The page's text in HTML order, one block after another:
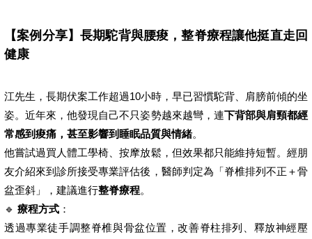
【案例分享】長期駝背與腰痠，整脊療程讓他挺直走回
健康
江先生，長期伏案工作超過10小時，早已習慣駝背、肩膀前傾的坐
姿。近年來，他發現自己不只姿勢越來越彎，連下背部與肩頸都經
常感到痠痛，甚至影響到睡眠品質與情緒。
他嘗試過買人體工學椅、按摩放鬆，但效果都只能維持短暫。經朋
友介紹來到診所接受專業評估後，醫師判定為「脊椎排列不正＋骨
盆歪斜」，建議進行整脊療程。
🔹 療程方式 ：
透過專業徒手調整脊椎與骨盆位置，改善脊柱排列、釋放神經壓